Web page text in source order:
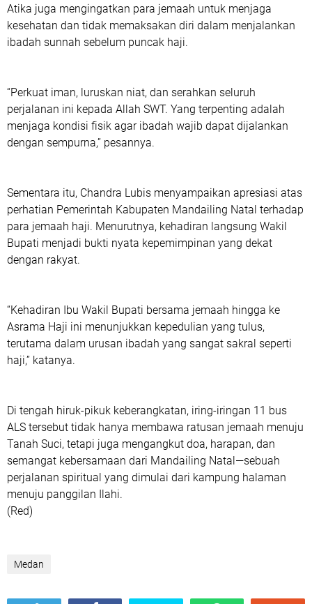
Atika juga mengingatkan para jemaah untuk menjaga
kesehatan dan tidak memaksakan diri dalam menjalankan
ibadah sunnah sebelum puncak haji.
“Perkuat iman, luruskan niat, dan serahkan seluruh
perjalanan ini kepada Allah SWT. Yang terpenting adalah
menjaga kondisi fisik agar ibadah wajib dapat dijalankan
dengan sempurna,” pesannya.
Sementara itu, Chandra Lubis menyampaikan apresiasi atas
perhatian Pemerintah Kabupaten Mandailing Natal terhadap
para jemaah haji. Menurutnya, kehadiran langsung Wakil
Bupati menjadi bukti nyata kepemimpinan yang dekat
dengan rakyat.
“Kehadiran Ibu Wakil Bupati bersama jemaah hingga ke
Asrama Haji ini menunjukkan kepedulian yang tulus,
terutama dalam urusan ibadah yang sangat sakral seperti
haji,” katanya.
Di tengah hiruk-pikuk keberangkatan, iring-iringan 11 bus
ALS tersebut tidak hanya membawa ratusan jemaah menuju
Tanah Suci, tetapi juga mengangkut doa, harapan, dan
semangat kebersamaan dari Mandailing Natal—sebuah
perjalanan spiritual yang dimulai dari kampung halaman
menuju panggilan Ilahi.
(Red)
Medan